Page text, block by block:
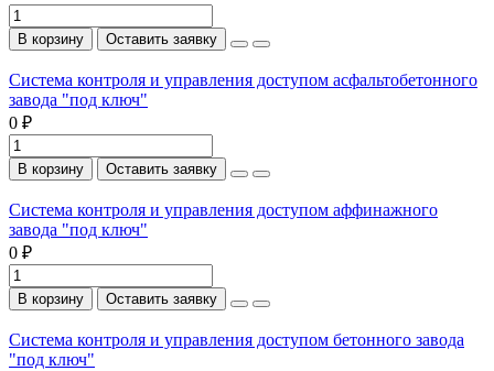
В корзину Оставить заявку
Система контроля и управления доступом асфальтобетонного
завода "под ключ"
0 ₽
В корзину Оставить заявку
Система контроля и управления доступом аффинажного
завода "под ключ"
0 ₽
В корзину Оставить заявку
Система контроля и управления доступом бетонного завода
"под ключ"